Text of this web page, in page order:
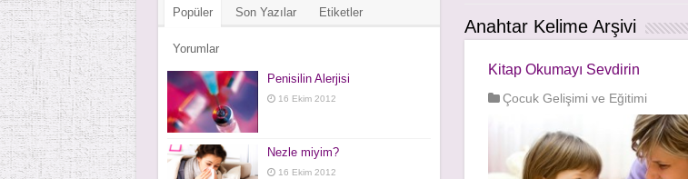
Anahtar Kelime Arşivi
Kitap Okumayı Sevdirin
Çocuk Gelişimi ve Eğitimi
Popüler Son Yazılar Etiketler
Yorumlar
Penisilin Alerjisi
16 Ekim 2012
Nezle miyim?
16 Ekim 2012